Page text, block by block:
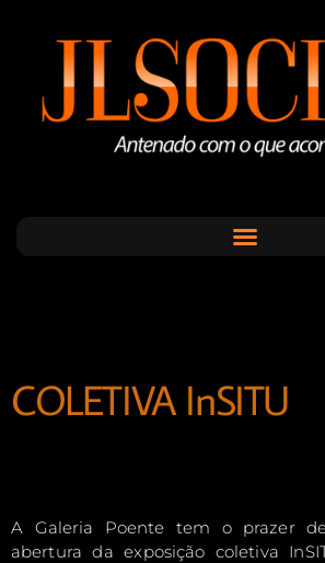
COLETIVA InSITU
A Galeria Poente tem o prazer
abertura da exposição coletiva